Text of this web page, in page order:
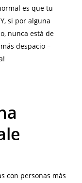
es que tu
si por alguna
nunca está de
despacio –
con personas más